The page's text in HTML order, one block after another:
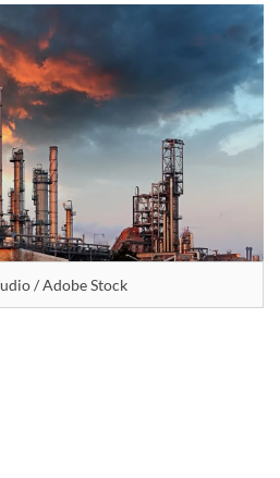
/ Adobe Stock